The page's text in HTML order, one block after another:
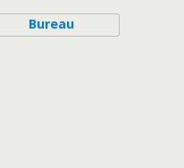
Bureau